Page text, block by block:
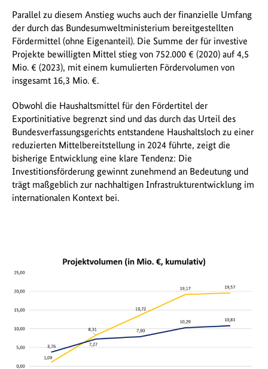
Parallel zu diesem Anstieg wuchs auch der finanzielle Umfang
der durch das Bundesumweltministerium bereitgestellten
Fördermittel (ohne Eigenanteil). Die Summe der für investive
Projekte bewilligten Mittel stieg von 752.000 € (2020) auf 4,5
Mio. € (2023), mit einem kumulierten Fördervolumen von
insgesamt 16,3 Mio. €.
Obwohl die Haushaltsmittel für den Fördertitel der
Exportinitiative begrenzt sind und das durch das Urteil des
Bundesverfassungsgerichts entstandene Haushaltsloch zu einer
reduzierten Mittelbereitstellung in 2024 führte, zeigt die
bisherige Entwicklung eine klare Tendenz: Die
Investitionsförderung gewinnt zunehmend an Bedeutung und
trägt maßgeblich zur nachhaltigen Infrastrukturentwicklung im
internationalen Kontext bei.